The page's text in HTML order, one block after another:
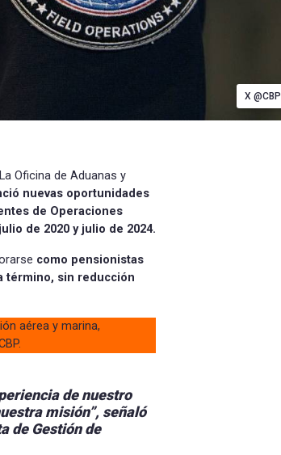
X @CBP
Oficina de Aduanas y
nuevas oportunidades
de Operaciones
de 2020 y julio de 2024.
como pensionistas
término, sin reducción
aérea y marina,
de nuestro
misión”, señaló
de Gestión de